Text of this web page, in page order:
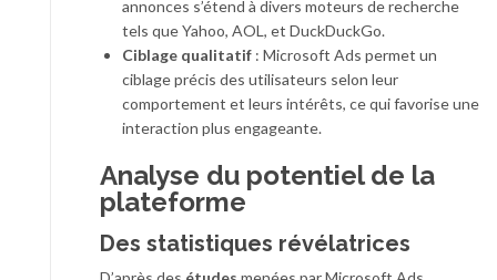
annonces s’étend à divers moteurs de recherche
tels que Yahoo, AOL, et DuckDuckGo.
Ciblage qualitatif : Microsoft Ads permet un
ciblage précis des utilisateurs selon leur
comportement et leurs intérêts, ce qui favorise une
interaction plus engageante.
Analyse du potentiel de la
plateforme
Des statistiques révélatrices